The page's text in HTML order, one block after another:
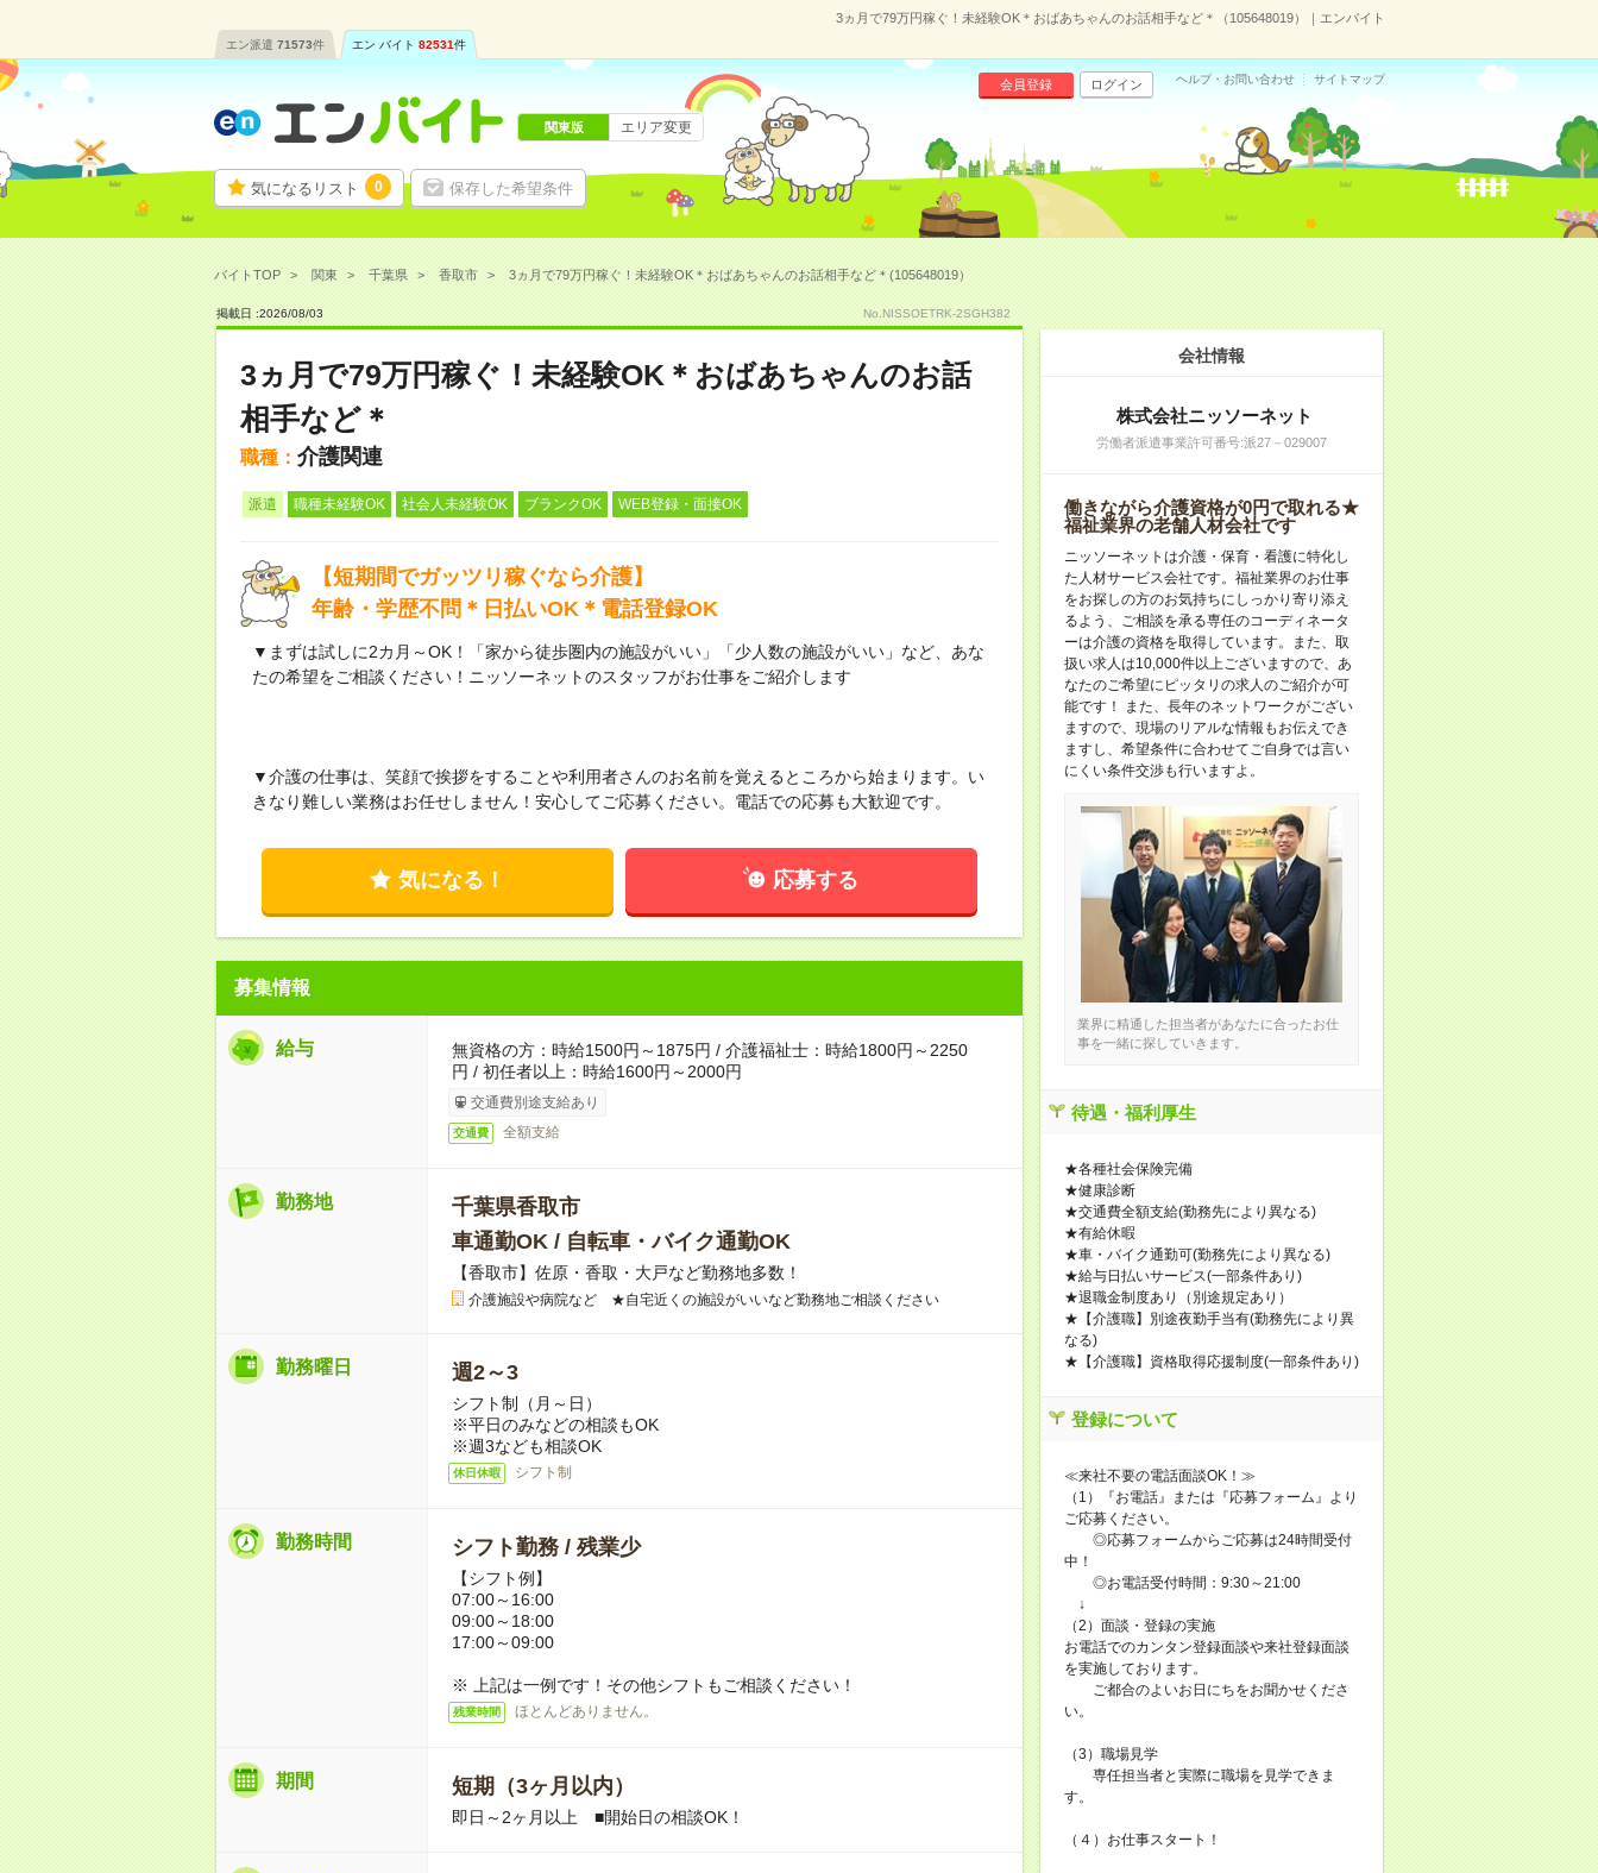
3ヵ月で79万円稼ぐ！未経験OK＊おばあちゃんのお話相手など＊（105648019）｜エンバイト
エン派遣 71573件 エン バイト 82531件
気になるリスト 0 保存した希望条件
会員登録 ログイン ヘルプ・お問い合わせ サイトマップ
関東版 エリア変更
バイトTOP 関東 千葉県 香取市 3ヵ月で79万円稼ぐ！未経験OK＊おばあちゃんのお話相手など＊(105648019）
掲載日 :2026/08/03 No.NISSOETRK-2SGH382
3ヵ月で79万円稼ぐ！未経験OK＊おばあちゃんのお話
相手など＊
職種： 介護関連
派遣 職種未経験OK 社会人未経験OK ブランクOK WEB登録・面接OK
【短期間でガッツリ稼ぐなら介護】
年齢・学歴不問＊日払いOK＊電話登録OK
▼まずは試しに2カ月～OK！「家から徒歩圏内の施設がいい」「少人数の施設がいい」など、あな
たの希望をご相談ください！ニッソーネットのスタッフがお仕事をご紹介します
▼介護の仕事は、笑顔で挨拶をすることや利用者さんのお名前を覚えるところから始まります。い
きなり難しい業務はお任せしません！安心してご応募ください。電話での応募も大歓迎です。
気になる！ 応募する
募集情報
給与
無資格の方：時給1500円～1875円 / 介護福祉士：時給1800円～2250
円 / 初任者以上：時給1600円～2000円
交通費別途支給あり
交通費 全額支給
勤務地
千葉県香取市
車通勤OK / 自転車・バイク通勤OK
【香取市】佐原・香取・大戸など勤務地多数！
介護施設や病院など ★自宅近くの施設がいいなど勤務地ご相談ください
勤務曜日 週2～3
シフト制（月～日）
※平日のみなどの相談もOK
※週3なども相談OK
休日休暇 シフト制
勤務時間 シフト勤務 / 残業少
【シフト例】
07:00～16:00
09:00～18:00
17:00～09:00
※ 上記は一例です！その他シフトもご相談ください！
残業時間 ほとんどありません。
期間 短期（3ヶ月以内）
即日～2ヶ月以上 ■開始日の相談OK！
会社情報
株式会社ニッソーネット
労働者派遣事業許可番号:派27－029007
働きながら介護資格が0円で取れる★
福祉業界の老舗人材会社です
ニッソーネットは介護・保育・看護に特化し
た人材サービス会社です。福祉業界のお仕事
をお探しの方のお気持ちにしっかり寄り添え
るよう、ご相談を承る専任のコーディネータ
ーは介護の資格を取得しています。また、取
扱い求人は10,000件以上ございますので、あ
なたのご希望にピッタリの求人のご紹介が可
能です！ また、長年のネットワークがござい
ますので、現場のリアルな情報もお伝えでき
ますし、希望条件に合わせてご自身では言い
にくい条件交渉も行いますよ。
業界に精通した担当者があなたに合ったお仕
事を一緒に探していきます。
待遇・福利厚生
★各種社会保険完備
★健康診断
★交通費全額支給(勤務先により異なる)
★有給休暇
★車・バイク通勤可(勤務先により異なる)
★給与日払いサービス(一部条件あり)
★退職金制度あり（別途規定あり）
★【介護職】別途夜勤手当有(勤務先により異
なる)
★【介護職】資格取得応援制度(一部条件あり)
登録について
≪来社不要の電話面談OK！≫
（1）『お電話』または『応募フォーム』より
ご応募ください。
◎応募フォームからご応募は24時間受付
中！
◎お電話受付時間：9:30～21:00
↓
（2）面談・登録の実施
お電話でのカンタン登録面談や来社登録面談
を実施しております。
ご都合のよいお日にちをお聞かせくださ
い。
（3）職場見学
専任担当者と実際に職場を見学できま
す。
（４）お仕事スタート！